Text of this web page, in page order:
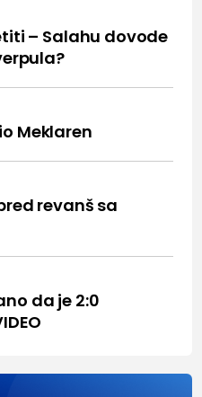
– Salahu dovode
Meklaren
revanš sa
da je 2:0